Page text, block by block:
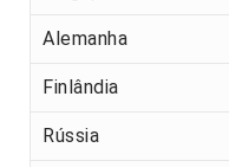
Alemanha
Finlândia
Rússia